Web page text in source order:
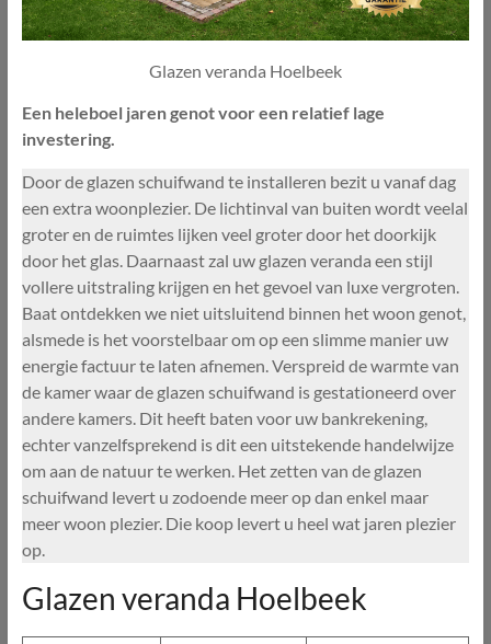
Glazen veranda Hoelbeek
Een heleboel jaren genot voor een relatief lage
investering.
Door de glazen schuifwand te installeren bezit u vanaf dag
een extra woonplezier. De lichtinval van buiten wordt veelal
groter en de ruimtes lijken veel groter door het doorkijk
door het glas. Daarnaast zal uw glazen veranda een stijl
vollere uitstraling krijgen en het gevoel van luxe vergroten.
Baat ontdekken we niet uitsluitend binnen het woon genot,
alsmede is het voorstelbaar om op een slimme manier uw
energie factuur te laten afnemen. Verspreid de warmte van
de kamer waar de glazen schuifwand is gestationeerd over
andere kamers. Dit heeft baten voor uw bankrekening,
echter vanzelfsprekend is dit een uitstekende handelwijze
om aan de natuur te werken. Het zetten van de glazen
schuifwand levert u zodoende meer op dan enkel maar
meer woon plezier. Die koop levert u heel wat jaren plezier
op.
Glazen veranda Hoelbeek